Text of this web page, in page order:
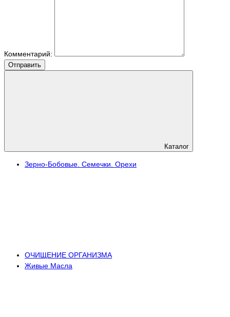
Комментарий:
Отправить
Каталог
Зерно-Бобовые. Семечки. Орехи
ОЧИЩЕНИЕ ОРГАНИЗМА
Живые Масла